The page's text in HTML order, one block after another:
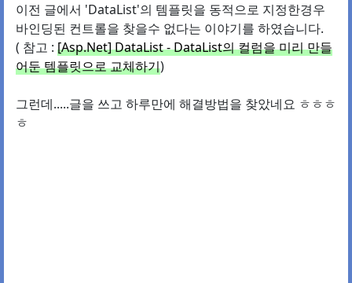
이전 글에서 'DataList'의 템플릿을 동적으로 지정한경우
바인딩된 컨트롤을 찾을수 없다는 이야기를 하였습니다.
( 참고 : [Asp.Net] DataList - DataList의 컬럼을 미리 만들
어둔 템플릿으로 교체하기)
그런데.....글을 쓰고 하루만에 해결방법을 찾았네요 ㅎㅎㅎ
ㅎ